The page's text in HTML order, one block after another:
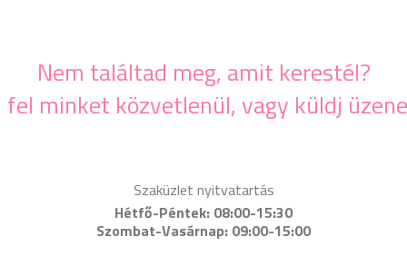
Nem találtad meg, amit kerestél?
fel minket közvetlenül, vagy küldj
Szaküzlet nyitvatartás
Hétfő-Péntek: 08:00-15:30
Szombat-Vasárnap: 09:00-15:00